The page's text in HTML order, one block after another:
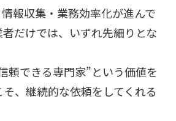
報収集・業務効率化が進んで
だけでは、いずれ先細りとな
頼できる専門家”という価値を
、継続的な依頼をしてくれる